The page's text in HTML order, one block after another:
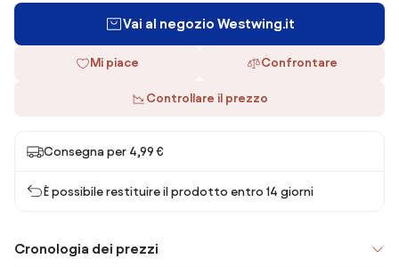
Vai al negozio Westwing.it
Mi piace Confrontare
Controllare il prezzo
Consegna per 4,99 €
È possibile restituire il prodotto entro 14 giorni
Cronologia dei prezzi